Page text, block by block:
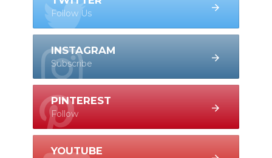
Follow Us
INSTAGRAM
Subscribe
PINTEREST
Follow
YOUTUBE